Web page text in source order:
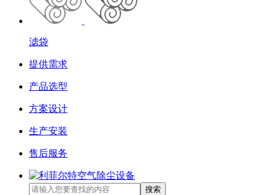
滤袋
提供需求
产品选型
方案设计
生产安装
售后服务
搜索